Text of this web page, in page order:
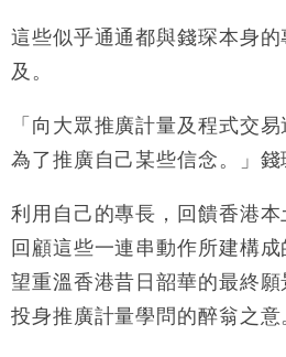
這些似乎通通都與錢琛本身
及。
「向大眾推廣計量及程式交
為了推廣自己某些信念。」錢
利用自己的專長，回饋香港本
回顧這些一連串動作所建構
望重溫香港昔日韶華的最終願
投身推廣計量學問的醉翁之意